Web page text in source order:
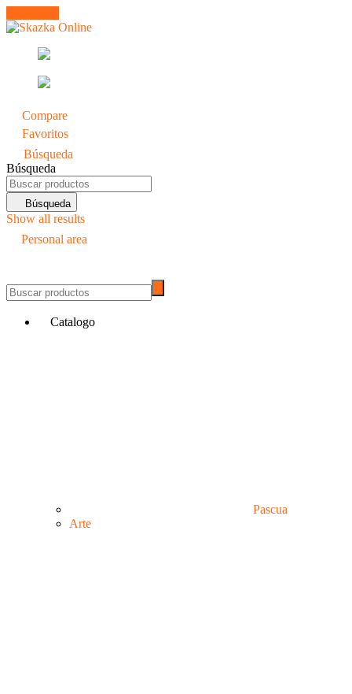
Compare
Favoritos
Búsqueda
Búsqueda
Búsqueda
Show all results
Personal area
Catalogo
Pascua
Аrte